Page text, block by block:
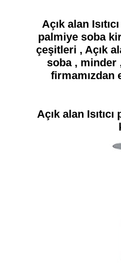
Açık alan
palmiye soba
çeşitleri , Açık
soba , minder
firmamızdan
Açık alan